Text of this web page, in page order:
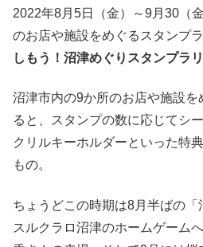
2022年8月5日（金）～9月30（
のお店や施設をめぐるスタンプ
しもう！沼津めぐりスタンプラリ
沼津市内の9か所のお店や施設
ると、スタンプの数に応じてシ
クリルキーホルダーといった特
もの。
ちょうどこの時期は8月半ばの
スルクラロ沼津のホームゲーム